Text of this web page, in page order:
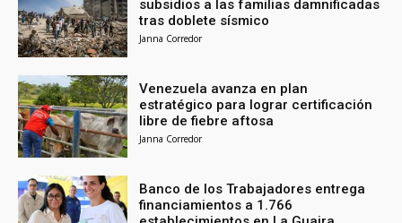
subsidios a las familias damnificadas
tras doblete sísmico
Janna Corredor
Venezuela avanza en plan
estratégico para lograr certificación
libre de fiebre aftosa
Janna Corredor
Banco de los Trabajadores entrega
financiamientos a 1.766